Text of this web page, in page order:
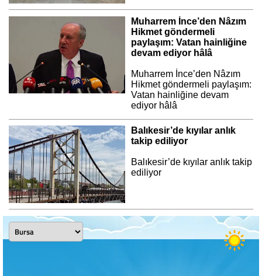
Muharrem İnce’den Nâzım
Hikmet göndermeli
paylaşım: Vatan hainliğine
devam ediyor hâlâ
Muharrem İnce’den Nâzım
Hikmet göndermeli paylaşım:
Vatan hainliğine devam
ediyor hâlâ
Balıkesir’de kıyılar anlık
takip ediliyor
Balıkesir’de kıyılar anlık takip
ediliyor